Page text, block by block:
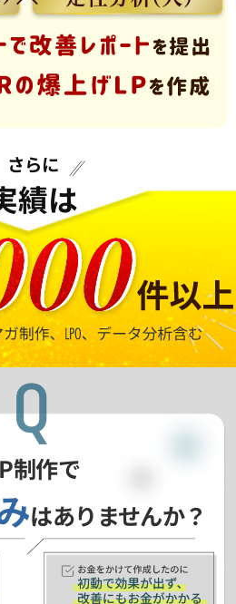
さらに
績は
制作で
はありませんか？